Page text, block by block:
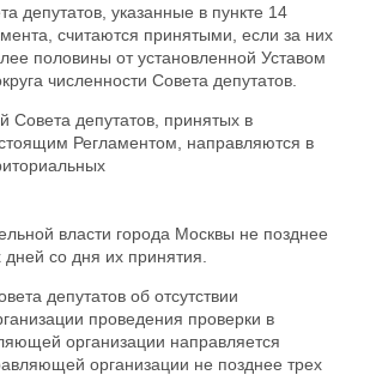
депутатов, указанные в пункте 14
считаются принятыми, если за них
половины от установленной Уставом
численности Совета депутатов.
Совета депутатов, принятых в
Регламентом, направляются в
власти города Москвы не позднее
со дня их принятия.
депутатов об отсутствии
проведения проверки в
организации направляется
организации не позднее трех